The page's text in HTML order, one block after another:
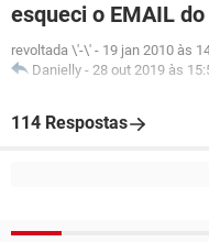
esqueci o EMAIL
revoltada \'-\' - 19 jan 2010 às
Danielly - 28 out 2019 às
114 Respostas